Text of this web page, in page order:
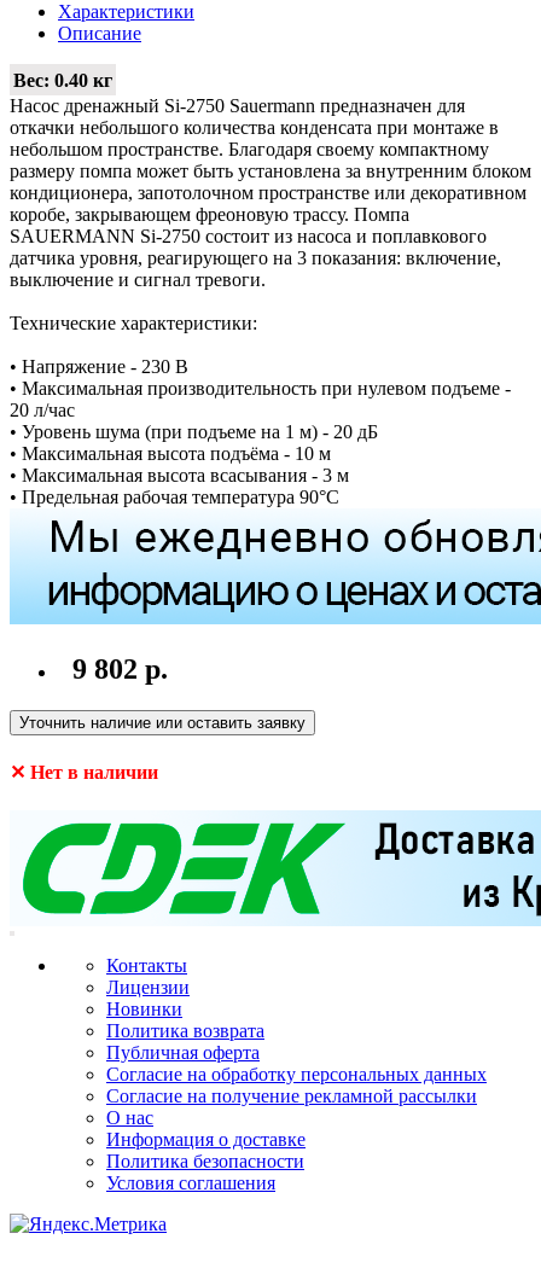
Характеристики
Описание
Вес: 0.40 кг
Насос дренажный Si-2750 Sauermann предназначен для
откачки небольшого количества конденсата при монтаже в
небольшом пространстве. Благодаря своему компактному
размеру помпа может быть установлена за внутренним блоком
кондиционера, запотолочном пространстве или декоративном
коробе, закрывающем фреоновую трассу. Помпа
SAUERMANN Si-2750 состоит из насоса и поплавкового
датчика уровня, реагирующего на 3 показания: включение,
выключение и сигнал тревоги.
Технические характеристики:
• Напряжение - 230 В
• Максимальная производительность при нулевом подъеме -
20 л/час
• Уровень шума (при подъеме на 1 м) - 20 дБ
• Максимальная высота подъёма - 10 м
• Максимальная высота всасывания - 3 м
• Предельная рабочая температура 90°С
9 802 р.
Уточнить наличие или оставить заявку
✕ Нет в наличии
Контакты
Лицензии
Новинки
Политика возврата
Публичная оферта
Согласие на обработку персональных данных
Согласие на получение рекламной рассылки
О нас
Информация о доставке
Политика безопасности
Условия соглашения